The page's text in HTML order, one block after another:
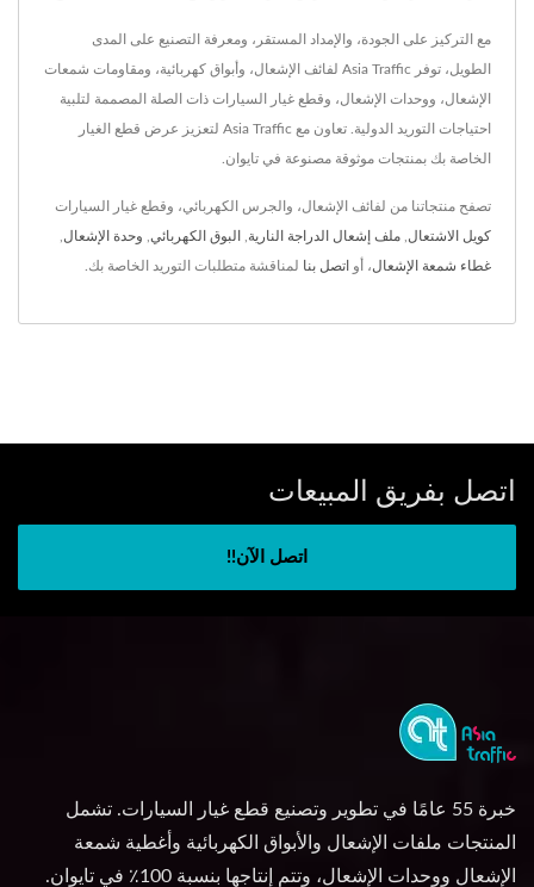
مع التركيز على الجودة، والإمداد المستقر، ومعرفة التصنيع على المدى
الطويل، توفر Asia Traffic لفائف الإشعال، وأبواق كهربائية، ومقاومات شمعات
الإشعال، ووحدات الإشعال، وقطع غيار السيارات ذات الصلة المصممة لتلبية
احتياجات التوريد الدولية. تعاون مع Asia Traffic لتعزيز عرض قطع الغيار
الخاصة بك بمنتجات موثوقة مصنوعة في تايوان.
تصفح منتجاتنا من لفائف الإشعال، والجرس الكهربائي، وقطع غيار السيارات
كويل الاشتعال ملف إشعال الدراجة النارية البوق الكهربائي وحدة الإشعال
غطاء شمعة الإشعال، أو اتصل بنا لمناقشة متطلبات التوريد الخاصة بك.
اتصل بفريق المبيعات
اتصل الآن!!
خبرة 55 عامًا في تطوير وتصنيع قطع غيار السيارات. تشمل
المنتجات ملفات الإشعال والأبواق الكهربائية وأغطية شمعة
الإشعال ووحدات الإشعال، وتتم إنتاجها بنسبة 100٪ في تايوان.